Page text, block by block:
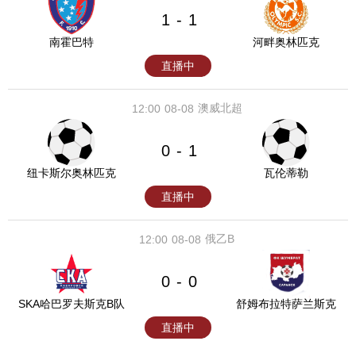
南霍巴特
1 - 1
河畔奥林匹克
直播中
08-08
12:00 澳威北超
纽卡斯尔奥林匹克
0 - 1
瓦伦蒂勒
直播中
08-08
12:00 俄乙B
SKA哈巴罗夫斯克B队
0 - 0
舒姆布拉特萨兰斯克
直播中